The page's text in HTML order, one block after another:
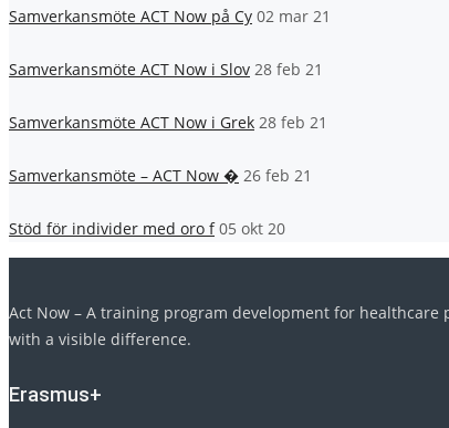
Samverkansmöte ACT Now på Cy 02 mar 21
Samverkansmöte ACT Now i Slov 28 feb 21
Samverkansmöte ACT Now i Grek 28 feb 21
Samverkansmöte – ACT Now � 26 feb 21
Stöd för individer med oro f 05 okt 20
Act Now – A training program development for
with a visible difference.
Erasmus+